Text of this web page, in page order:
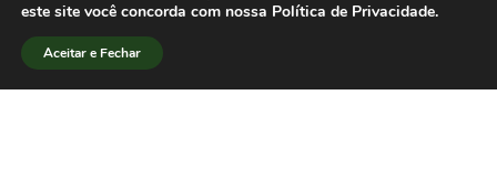
o apoio das agências de fomento””,
declarou o presidente Elias Machado.
[/lang_pt]
este site você concorda com nossa Política de Privacidade.
Aceitar e Fechar